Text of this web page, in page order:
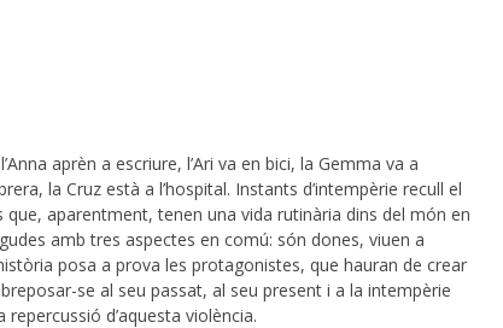
aprèn a escriure, l’Ari va en bici, la Gemma va a
la Cruz està a l’hospital. Instants d’intempèrie recull el
aparentment, tenen una vida rutinària dins del món en
amb tres aspectes en comú: són dones, viuen a
posa a prova les protagonistes, que hauran de crear
se al seu passat, al seu present i a la intempèrie
d’aquesta violència.